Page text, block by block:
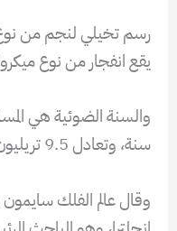
رسم تخيلي لنجم من
يقع انفجار من نوع
والسنة الضوئية هي
سنة، وتعادل 9.5 تريليون كيلومتر.
وقال عالم الفلك